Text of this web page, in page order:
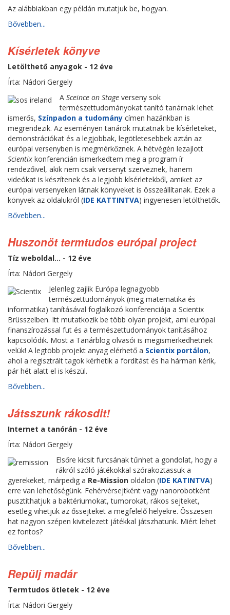
Az alábbiakban egy példán mutatjuk be, hogyan.
Bővebben...
Kísérletek könyve
Letölthető anyagok - 12 éve
Írta: Nádori Gergely
A Sceince on Stage verseny sok
természettudományokat tanító tanárnak lehet
ismerős, Színpadon a tudomány címen hazánkban is
megrendezik. Az eseményen tanárok mutatnak be kísérleteket,
demonstrációkat és a legjobbak, legötletesebbek aztán az
európai versenyben is megmérkőznek. A hétvégén lezajlott
Scientix konferencián ismerkedtem meg a program ír
rendezőivel, akik nem csak versenyt szerveznek, hanem
videókat is készítenek és a legjobb kísérletekből, amiket az
európai versenyeken látnak könyveket is összeállítanak. Ezek a
könyvek az oldalukról (IDE KATTINTVA) ingyenesen letölthetők.
Bővebben...
Huszonöt termtudos európai project
Tíz weboldal... - 12 éve
Írta: Nádori Gergely
Jelenleg zajlik Európa legnagyobb
természettudományok (meg matematika és
informatika) tanításával foglalkozó konferenciája a Scientix
Brüsszelben. Itt mutatkozik be több olyan projekt, ami európai
finanszírozással fut és a természettudományok tanításához
kapcsolódik. Most a Tanárblog olvasói is megismerkedhetnek
velük! A legtöbb projekt anyag elérhető a Scientix portálon,
ahol a regisztrált tagok kérhetik a fordítást és ha hárman kérik,
pár hét alatt el is készül.
Bővebben...
Játsszunk rákosdit!
Internet a tanórán - 12 éve
Írta: Nádori Gergely
Elsőre kicsit furcsának tűnhet a gondolat, hogy a
rákról szóló játékokkal szórakoztassuk a
gyerekeket, márpedig a Re-Mission oldalon (IDE KATINTVA)
erre van lehetőségünk. Fehérvérsejtként vagy nanorobotként
pusztíthatjuk a baktériumokat, tumorokat, rákos sejteket,
esetleg vihetjük az őssejteket a megfelelő helyekre. Összesen
hat nagyon szépen kivitelezett játékkal játszhatunk. Miért lehet
ez fontos?
Bővebben...
Repülj madár
Termtudos ötletek - 12 éve
Írta: Nádori Gergely